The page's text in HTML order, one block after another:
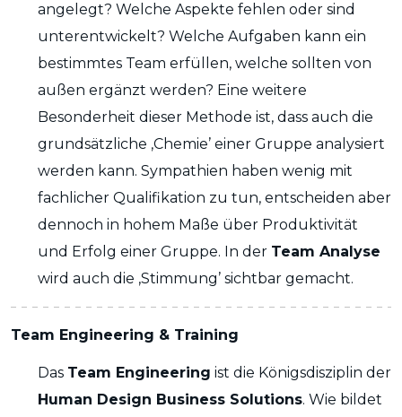
angelegt? Welche Aspekte fehlen oder sind
unterentwickelt? Welche Aufgaben kann ein
bestimmtes Team erfüllen, welche sollten von
außen ergänzt werden? Eine weitere
Besonderheit dieser Methode ist, dass auch die
grundsätzliche ‚Chemie’ einer Gruppe analysiert
werden kann. Sympathien haben wenig mit
fachlicher Qualifikation zu tun, entscheiden aber
dennoch in hohem Maße über Produktivität
und Erfolg einer Gruppe. In der Team Analyse
wird auch die ‚Stimmung’ sichtbar gemacht.
Team Engineering & Training
Das Team Engineering ist die Königsdisziplin der
Human Design Business Solutions. Wie bildet